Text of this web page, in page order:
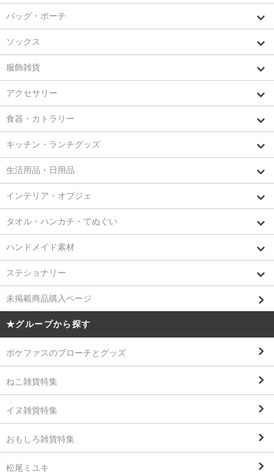
バッグ・ポーチ
ソックス
服飾雑貨
アクセサリー
食器・カトラリー
キッチン・ランチグッズ
生活用品・日用品
インテリア・オブジェ
タオル・ハンカチ・てぬぐい
ハンドメイド素材
ステショナリー
未掲載商品購入ページ
★グループから探す
ポケファスのブローチとグッズ
ねこ雑貨特集
イヌ雑貨特集
おもしろ雑貨特集
松尾ミユキ